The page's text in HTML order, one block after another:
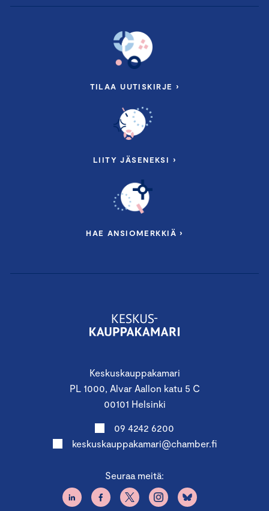
Keskuskauppakamari
PL 1000, Alvar Aallon katu 5 C
00101 Helsinki
09 4242 6200
keskuskauppakamari@chamber.fi
Seuraa meitä:
TILAA UUTISKIRJE ›
LIITY JÄSENEKSI ›
HAE ANSIOMERKKIÄ ›